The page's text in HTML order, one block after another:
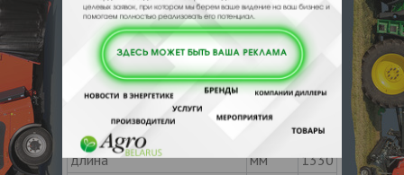
потребляемая мощность
кВт 6,3
Габаритные размеры поста
мойки
Ед.изм.
высота
1330
длина
мм
1330